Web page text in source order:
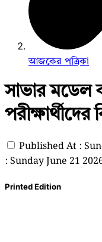
আজকের পত্রিকা
সাভার
পরীক্ষার্থীদের
Published At :
: Sunday June 21
Printed Edition